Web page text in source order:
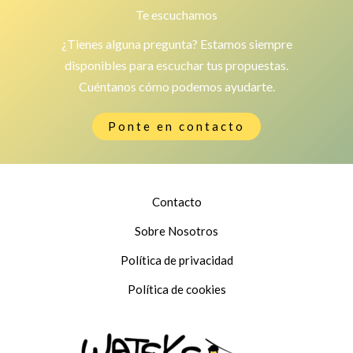
Te escuchamos
¿Tienes alguna pregunta? Estamos siempre
disponibles para escuchar tus propuestas.
Cuéntanos cómo podemos ayudarte.
Ponte en contacto
Contacto
Sobre Nosotros
Política de privacidad
Política de cookies